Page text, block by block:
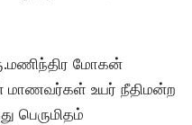
மோகன்
மாணவர்கள் உயர் நீதிமன்ற
பெருமிதம்